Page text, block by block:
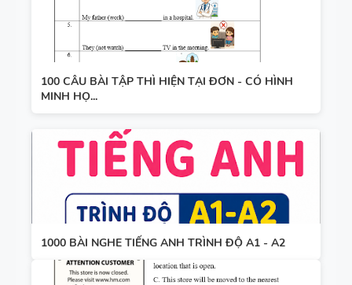
100 CÂU BÀI TẬP THÌ HIỆN TẠI ĐƠN - CÓ HÌNH
MINH HỌ...
1000 BÀI NGHE TIẾNG ANH TRÌNH ĐỘ A1 - A2